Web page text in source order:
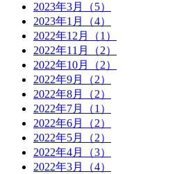
2023年3月（5）
2023年1月（4）
2022年12月（1）
2022年11月（2）
2022年10月（2）
2022年9月（2）
2022年8月（2）
2022年7月（1）
2022年6月（2）
2022年5月（2）
2022年4月（3）
2022年3月（4）